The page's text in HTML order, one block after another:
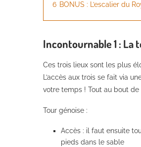
6 BONUS : L’escalier du
Incontournable 1 : La
Ces trois lieux sont les plus
L’accès aux trois se fait via
votre temps ! Tout au bout
Tour génoise :
Accès : il faut ensuite
pieds dans le sable